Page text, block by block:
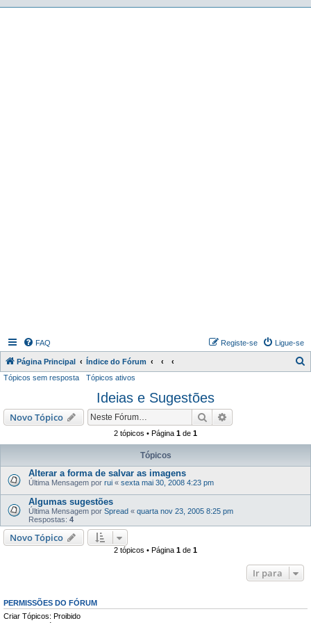
FAQ Ligue-se
Registe-se
Página Principal Índice do Fórum
i
r
Tópicos sem resposta Tópicos ativos
Ideias e Sugestões
Novo Tópico Pesquisar
2 tópicos • Página 1 de 1
Tópicos
Alterar a forma de salvar as imagens
Última Mensagem por rui « sexta mai 30, 2008 4:23 pm
Algumas sugestões
Última Mensagem por Spread « quarta nov 23, 2005 8:25 pm
Respostas: 4
Novo Tópico
2 tópicos • Página 1 de 1
Ir para
PERMISSÕES DO FÓRUM
Criar Tópicos: Proibido